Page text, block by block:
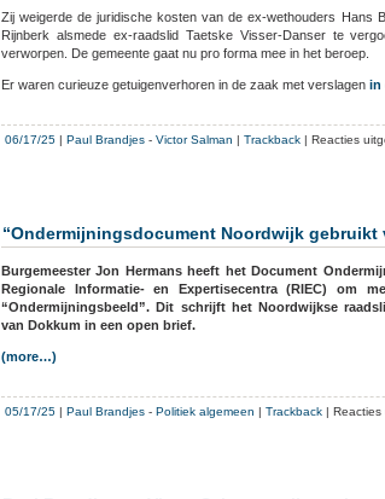
Zij weigerde de juridische kosten van de ex-wethouders Hans
Rijnberk alsmede ex-raadslid Taetske Visser-Danser te
verworpen. De gemeente gaat nu pro forma mee in het beroep.
Er waren curieuze getuigenverhoren in de zaak met verslagen in
06/17/25 | Paul Brandjes - Victor Salman | Trackback | Reacties
“Ondermijningsdocument Noordwijk gebruikt
Burgemeester Jon Hermans heeft het Document
Regionale Informatie- en Expertisecentra (RIEC) om
“Ondermijningsbeeld”. Dit schrijft het Noordwijkse
van Dokkum in een open brief.
(more…)
05/17/25 | Paul Brandjes - Politiek algemeen | Trackback | Reacties